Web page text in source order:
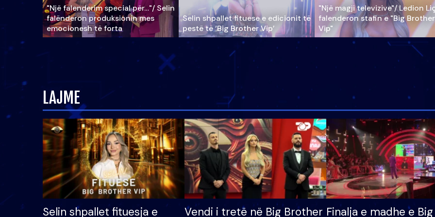
"Një falenderim special për…"/ Selin
falënderon produksionin mes
emocionesh të forta
Selin shpallet fituese e edicionit të
pestë të ‘Big Brother Vip’
"Një magji televizive"/ Ledion
falenderon stafin e "Big Brother
Vip"
LAJME
Selin shpallet fituesja e Vendi i tretë në Big Brother Finalja e madhe e Big